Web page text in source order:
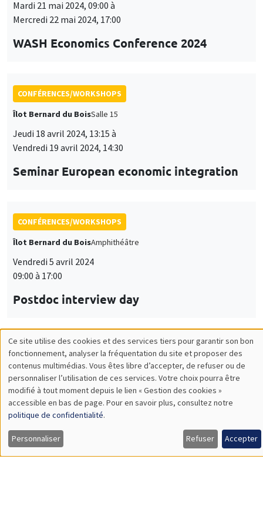
Mardi 21 mai 2024, 09:00 à
Mercredi 22 mai 2024, 17:00
WASH Economics Conference 2024
CONFÉRENCES/WORKSHOPS
Îlot Bernard du BoisSalle 15
Jeudi 18 avril 2024, 13:15 à
Vendredi 19 avril 2024, 14:30
Seminar European economic integration
CONFÉRENCES/WORKSHOPS
Îlot Bernard du BoisAmphithéâtre
Vendredi 5 avril 2024
09:00 à 17:00
Postdoc interview day
CONFÉRENCES/WORKSHOPS
Îlot Bernard du BoisSalle 2-32
Jeudi 4 avril 2024
15:00 à 17:00
Données personnelles dans les projets de
recherche : réglementation, protection,
gestion
Utilisation
des
données
personnelles
et
des
Ce site utilise des cookies et des services tiers pour garantir son bon
fonctionnement, analyser la fréquentation du site et proposer des
contenus multimédias. Vous êtes libre d’accepter, de refuser ou de
personnaliser l’utilisation de ces services. Votre choix pourra être
modifié à tout moment depuis le lien « Gestion des cookies »
accessible en bas de page. Pour en savoir plus, consultez notre
politique de confidentialité.
Personnaliser Refuser Accepter